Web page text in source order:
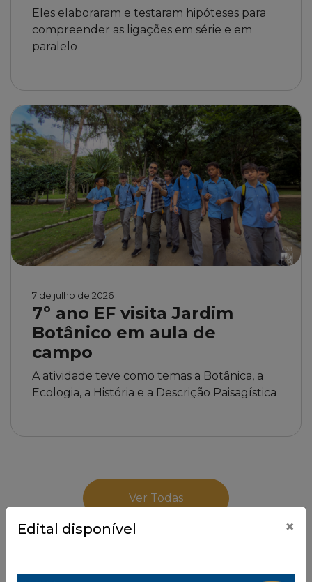
Eles elaboraram e testaram hipóteses para
compreender as ligações em série e em
paralelo
7 de julho de 2026
7º ano EF visita Jardim
Botânico em aula de
campo
A atividade teve como temas a Botânica, a
Ecologia, a História e a Descrição Paisagística
Ver Todas
Edital disponível ×